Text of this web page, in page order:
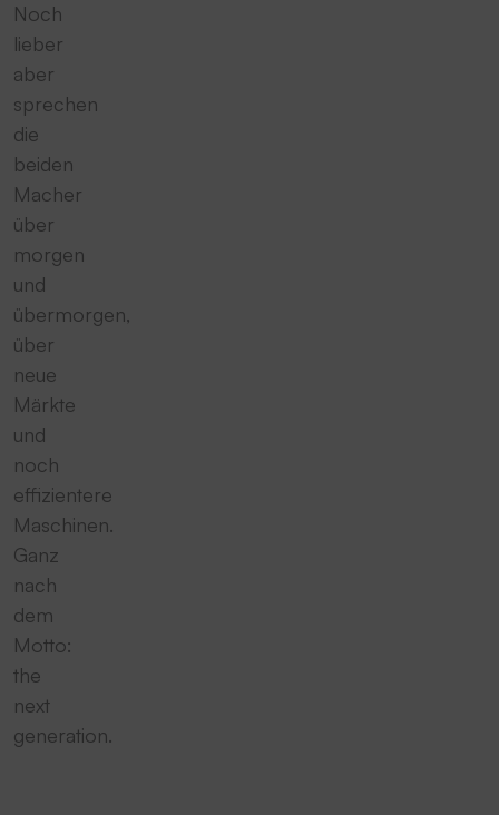
Noch
lieber
aber
sprechen
die
beiden
Macher
über
morgen
und
übermorgen,
über
neue
Märkte
und
noch
effizientere
Maschinen.
Ganz
nach
dem
Motto:
the
next
generation.